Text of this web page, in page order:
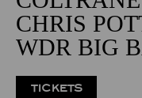
CHRIS
WDR BIG
TICKETS